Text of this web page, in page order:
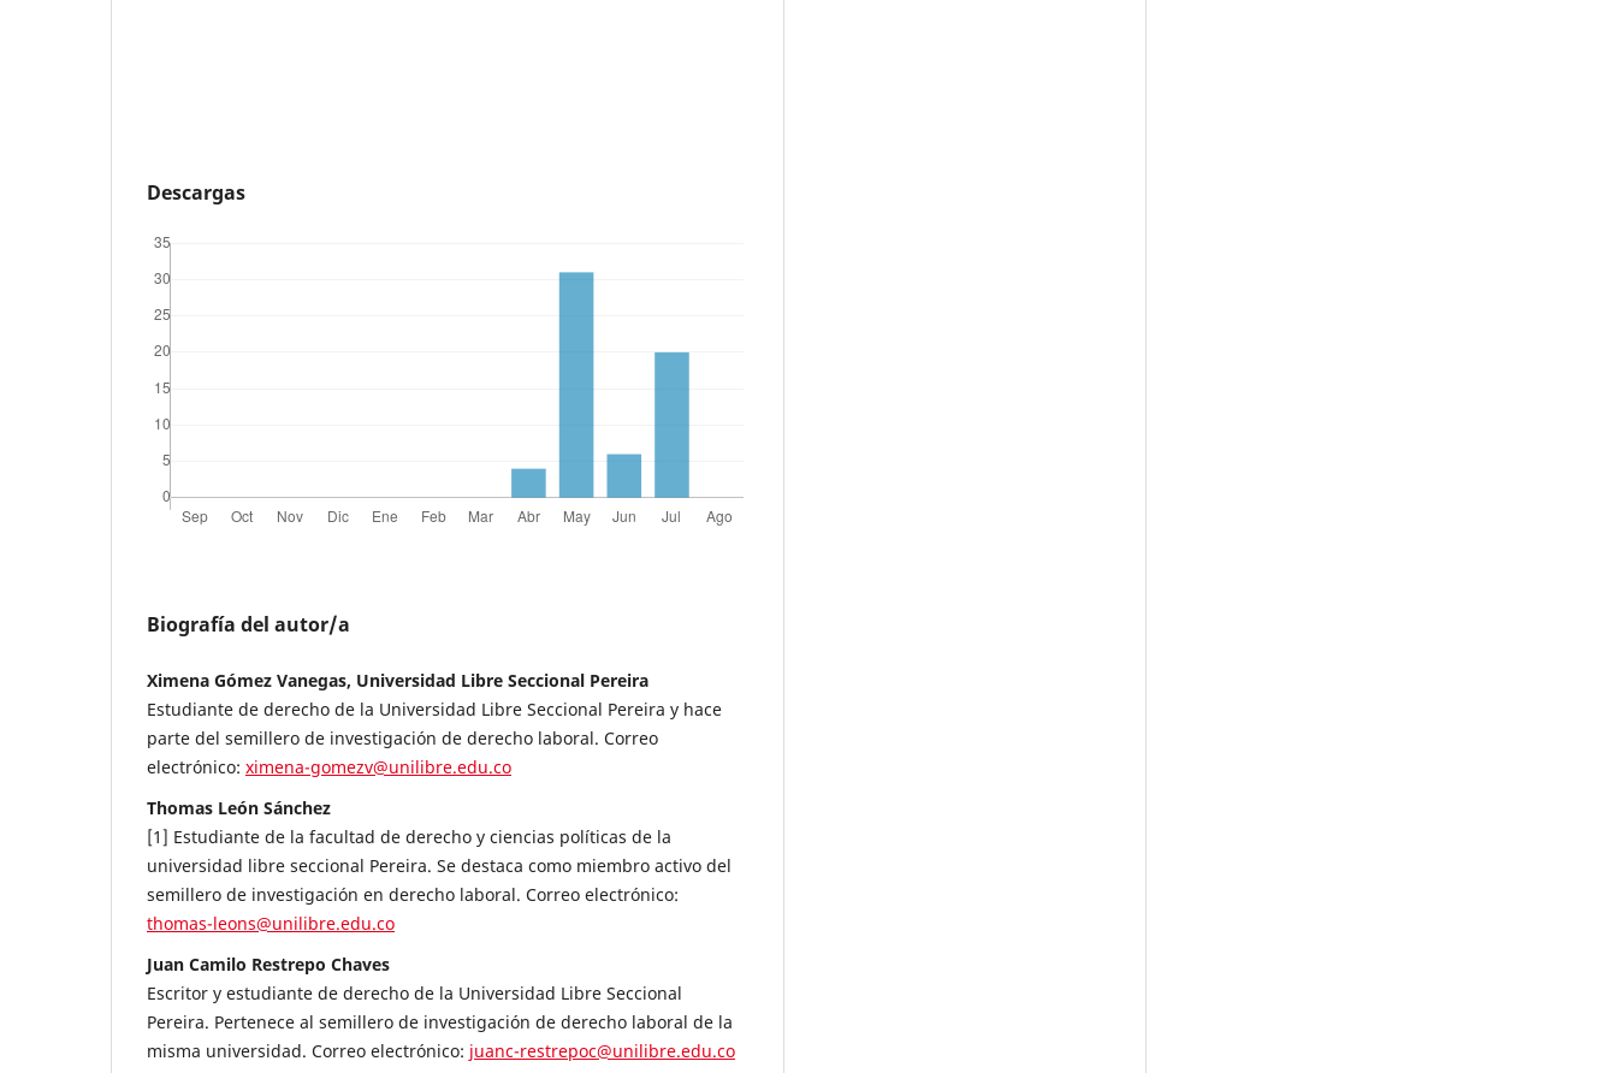
Descargas
Biografía del autor/a
Ximena Gómez Vanegas, Universidad Libre Seccional Pereira
Estudiante de derecho de la Universidad Libre Seccional Pereira y hace
parte del semillero de investigación de derecho laboral. Correo
electrónico: ximena-gomezv@unilibre.edu.co
Thomas León Sánchez
[1] Estudiante de la facultad de derecho y ciencias políticas de la
universidad libre seccional Pereira. Se destaca como miembro activo del
semillero de investigación en derecho laboral. Correo electrónico:
thomas-leons@unilibre.edu.co
Juan Camilo Restrepo Chaves
Escritor y estudiante de derecho de la Universidad Libre Seccional
Pereira. Pertenece al semillero de investigación de derecho laboral de la
misma universidad. Correo electrónico: juanc-restrepoc@unilibre.edu.co